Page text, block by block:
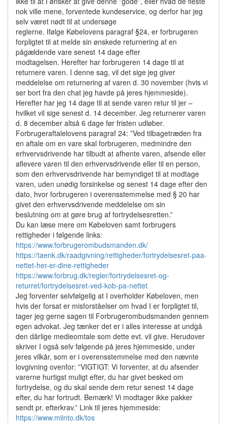
nok ville mene, forventede kundeservice, og derfor har jeg
selv været nødt til at undersøge
reglerne. Ifølge Købelovens paragraf §24, er forbrugeren
forpligtet til at melde sin ønskede returnering af en
pågældende vare senest 14 dage efter
modtagelsen. Herefter har forbrugeren 14 dage til at
returnere varen. I denne sag, vil det sige jeg giver
meddelelse om returnering af varen d. 30 november (hvis vi
ser bort fra den chat jeg havde på jeres hjemmeside).
Herefter har jeg 14 dage til at sende varen retur til jer –
hvilket vil sige senest d. 14 december. Jeg returnerer varen
d. 8 december altså 6 dage før fristen udløber.
Forbrugeraftalelovens paragraf 24: ”Ved tilbagetræden fra
en aftale om en vare skal forbrugeren, medmindre den
erhvervsdrivende har tilbudt at afhente varen, afsende eller
aflevere varen til den erhvervsdrivende eller til en person,
som den erhvervsdrivende har bemyndiget til at modtage
varen, uden unødig forsinkelse og senest 14 dage efter den
dato, hvor forbrugeren i overensstemmelse med § 20 har
givet den erhvervsdrivende meddelelse om sin
beslutning om at gøre brug af fortrydelsesretten.”
Du kan læse mere om Købeloven samt forbrugers
rettigheder i følgende links:
https://www.forbrugerombudsmanden.dk/
https://taenk.dk/raadgivning/rettigheder/fortrydelsesret-paa-
nettet-her-er-dine-rettigheder
https://www.forbrug.dk/regler/fortrydelsesret-og-
returret/fortrydelsesret-ved-kob-pa-nettet
Jeg forventer selvfølgelig at I overholder Købeloven, men
hvis der forsat er misforståelser om hvad I er forpligtet til,
tager jeg gerne sagen til Forbrugerombudsmanden gennem
egen advokat. Jeg tænker det er i alles interesse at undgå
den dårlige medieomtale som dette evt. vil give. Herudover
skriver I også selv følgende på jeres hjemmeside, under
jeres vilkår, som er i overensstemmelse med den nævnte
lovgivning ovenfor: ”VIGTIGT: Vi forventer, at du afsender
varerne hurtigst muligt efter, du har givet besked om
fortrydelse, og du skal sende dem retur senest 14 dage
efter, du har fortrudt. Bemærk! Vi modtager ikke pakker
sendt pr. efterkrav.” Link til jeres hjemmeside:
https://www.miinto.dk/tos